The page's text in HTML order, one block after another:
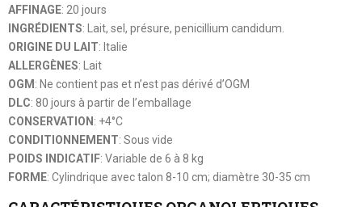
AFFINAGE: 20 jours
INGRÉDIENTS: Lait, sel, présure, penicillium candidum.
ORIGINE DU LAIT: Italie
ALLERGÈNES: Lait
OGM : Ne contient pas et n’est pas dérivé d’OGM
DLC: 80 jours à partir de l’emballage
CONSERVATION : +4°C
CONDITIONNEMENT: Sous vide
POIDS INDICATIF: Variable de 6 à 8 kg
FORME: Cylindrique avec talon 8-10 cm; diamètre 30-35 cm